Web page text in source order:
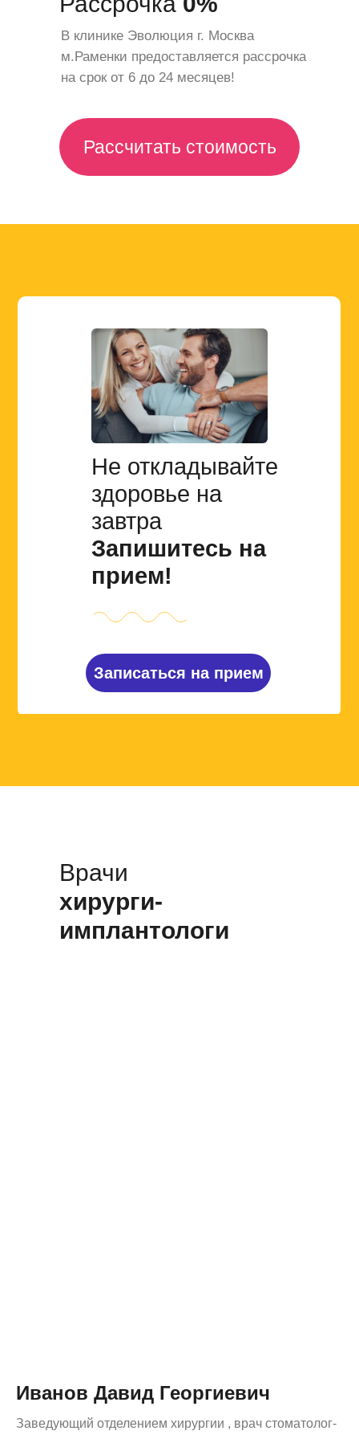
В клинике Эволюция г. Москва
м.Раменки предоставляется рассрочка
на срок от 6 до 24 месяцев!
Рассчитать стоимость
Не откладывайте
здоровье на
завтра
Запишитесь на
прием!
Записаться на прием
Врачи
хирурги-
имплантологи
Иванов Давид Георгиевич
Заведующий отделением хирургии , врач стоматолог-